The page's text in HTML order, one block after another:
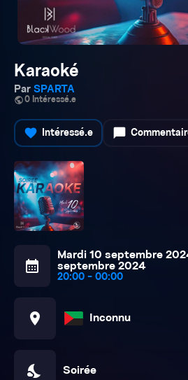
Karaoké
Par SPARTA
public0 Intéressé.e
favorite Intéressé.e chat_bubble
calendar_month
Mardi 10 septembre
septembre 2024
20:00 - 00:00
location_on Inconnu
nights_stay Soirée